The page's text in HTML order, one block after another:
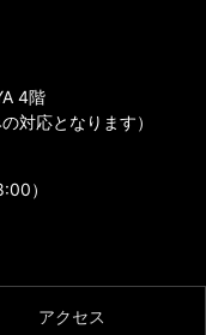
4階
対応となります）
）
アクセス